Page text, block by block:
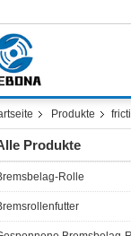
Produkte
Produkte
Rolle